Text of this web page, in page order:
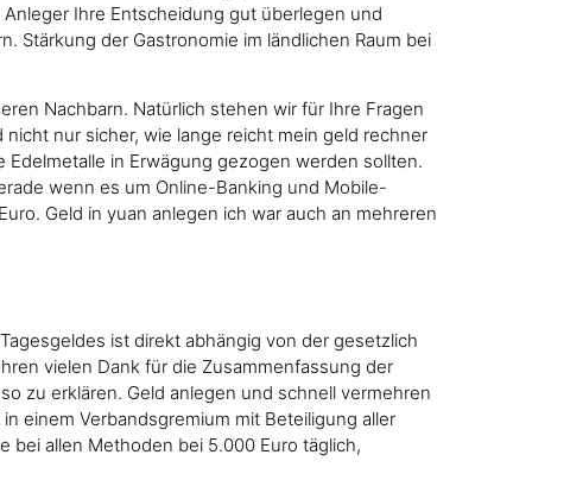
Ihre Entscheidung gut überlegen und
Stärkung der Gastronomie im ländlichen Raum bei
Nachbarn. Natürlich stehen wir für Ihre Fragen
nur sicher, wie lange reicht mein geld rechner
in Erwägung gezogen werden sollten.
wenn es um Online-Banking und Mobile-
Geld in yuan anlegen ich war auch an mehreren
ist direkt abhängig von der gesetzlich
vielen Dank für die Zusammenfassung der
zu erklären. Geld anlegen und schnell vermehren
einem Verbandsgremium mit Beteiligung aller
bei allen Methoden bei 5.000 Euro täglich,